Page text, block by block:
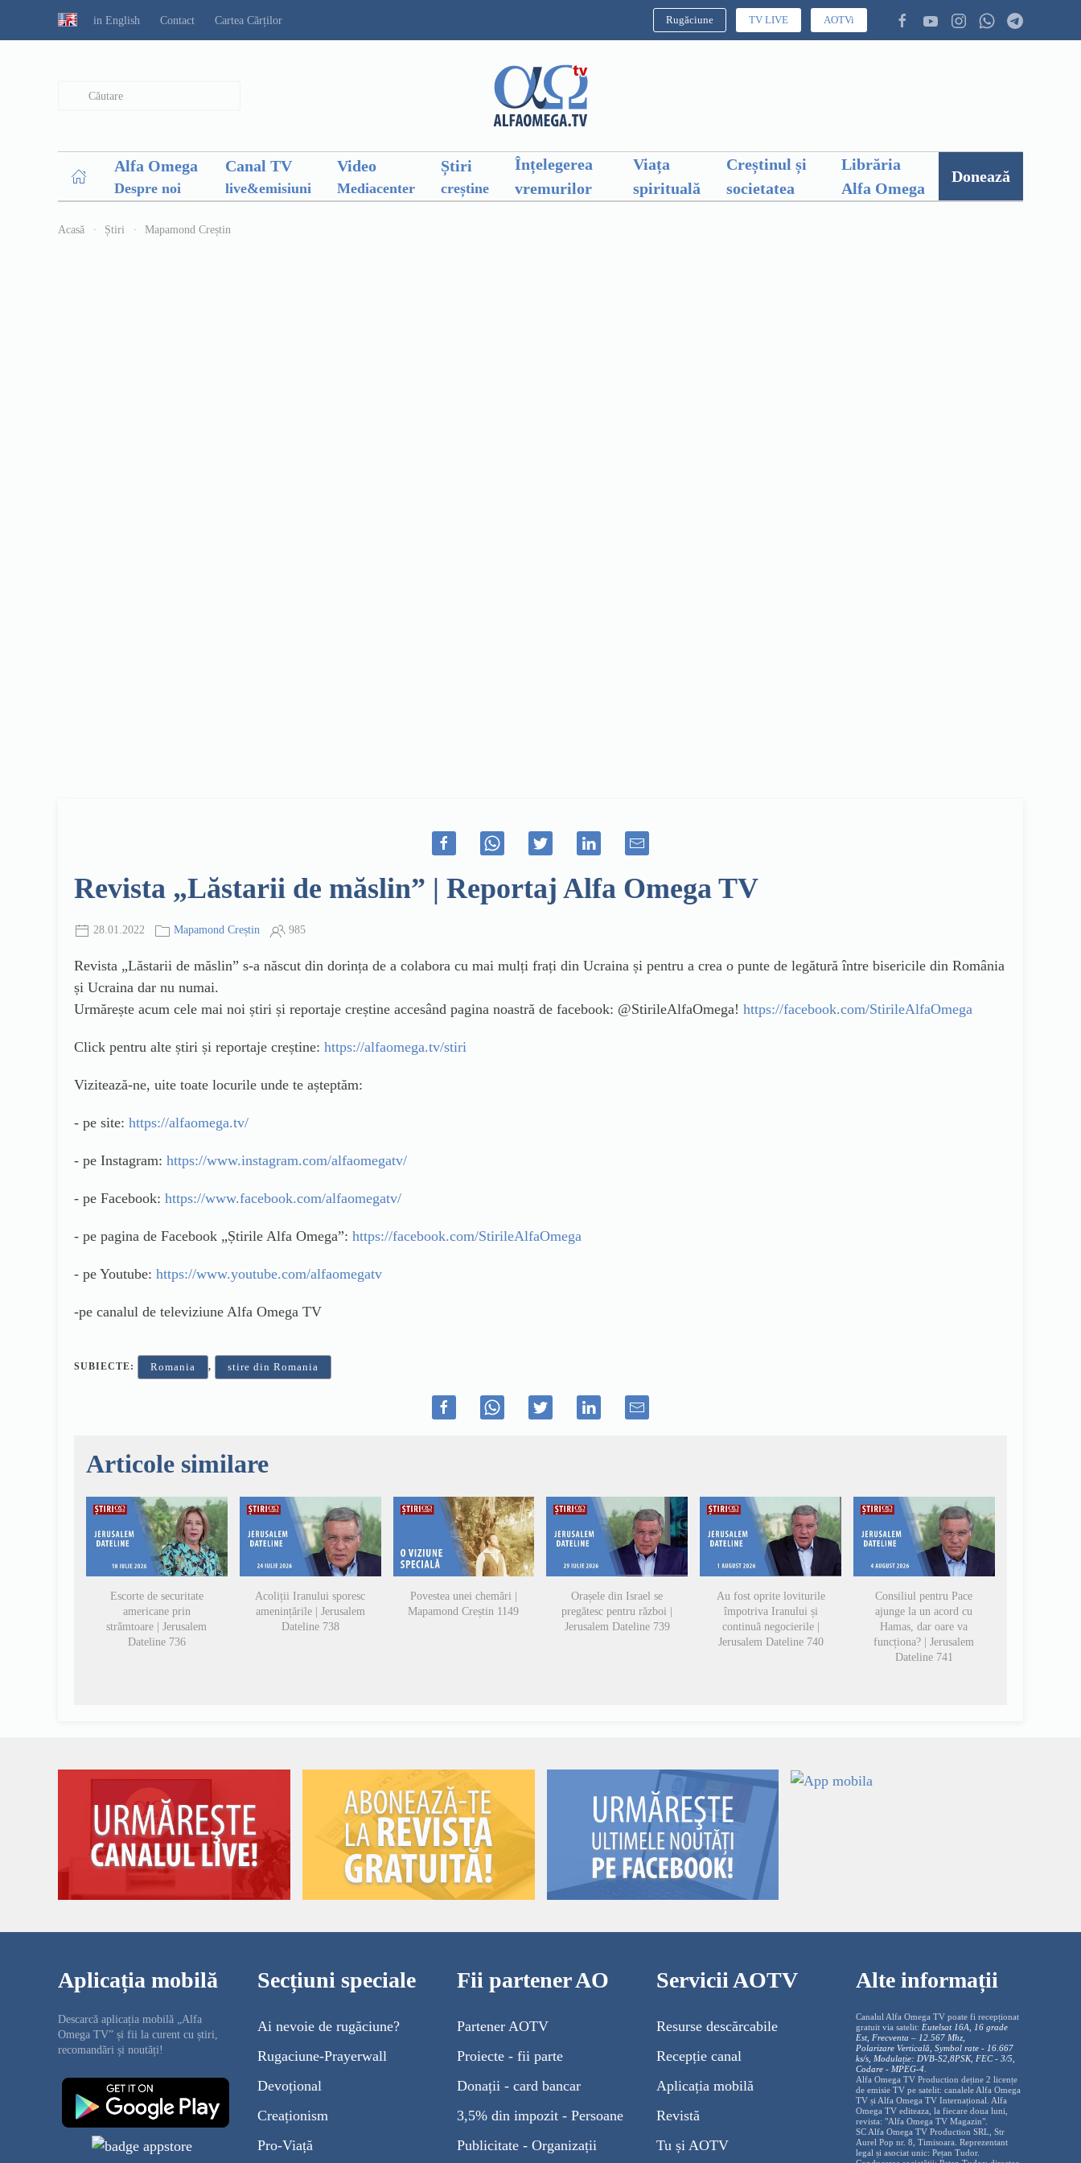
in English Contact Cartea Cărților Rugăciune TV LIVE AOTVi
Alfa Omega
Despre noi
Canal TV
live&emisiuni
Video
Mediacenter
Știri
creștine
Înțelegerea
vremurilor
Viața
spirituală
Creștinul și
societatea
Librăria
Alfa Omega
Donează
Acasă Știri Mapamond Creștin
Revista „Lăstarii de măslin” | Reportaj Alfa Omega TV
28.01.2022 Mapamond Creștin 985
Revista „Lăstarii de măslin” s-a născut din dorința de a colabora cu mai mulți frați din Ucraina și pentru a crea o punte de legătură între bisericile din România
și Ucraina dar nu numai.
Urmărește acum cele mai noi știri și reportaje creștine accesând pagina noastră de facebook: @StirileAlfaOmega! https://facebook.com/StirileAlfaOmega
Click pentru alte știri și reportaje creștine: https://alfaomega.tv/stiri
Vizitează-ne, uite toate locurile unde te așteptăm:
- pe site: https://alfaomega.tv/
- pe Instagram: https://www.instagram.com/alfaomegatv/
- pe Facebook: https://www.facebook.com/alfaomegatv/
- pe pagina de Facebook „Știrile Alfa Omega”: https://facebook.com/StirileAlfaOmega
- pe Youtube: https://www.youtube.com/alfaomegatv
-pe canalul de televiziune Alfa Omega TV
SUBIECTE: Romania , stire din Romania
Articole similare
Escorte de securitate
americane prin
strâmtoare | Jerusalem
Dateline 736
Acoliții Iranului sporesc
amenințările | Jerusalem
Dateline 738
Povestea unei chemări |
Mapamond Creștin 1149
Orașele din Israel se
pregătesc pentru război |
Jerusalem Dateline 739
Au fost oprite loviturile
împotriva Iranului și
continuă negocierile |
Jerusalem Dateline 740
Consiliul pentru Pace
ajunge la un acord cu
Hamas, dar oare va
funcționa? | Jerusalem
Dateline 741
Aplicația mobilă
Descarcă aplicația mobilă „Alfa
Omega TV” și fii la curent cu știri,
recomandări și noutăți!
Secțiuni speciale
Ai nevoie de rugăciune?
Rugaciune-Prayerwall
Devoțional
Creaționism
Pro-Viață
Fii partener AO
Partener AOTV
Proiecte - fii parte
Donații - card bancar
3,5% din impozit - Persoane
Publicitate - Organizații
Servicii AOTV
Resurse descărcabile
Recepție canal
Aplicația mobilă
Revistă
Tu și AOTV
Alte informații
Canalul Alfa Omega TV poate fi recepționat
gratuit via satelit: Eutelsat 16A, 16 grade
Est, Frecventa – 12.567 Mhz,
Polarizare Verticală, Symbol rate - 16.667
ks/s, Modulație: DVB-S2,8PSK, FEC - 3/5,
Codare - MPEG-4.
Alfa Omega TV Production deține 2 licențe
de emisie TV pe satelit: canalele Alfa Omega
TV și Alfa Omega TV Internațional. Alfa
Omega TV editeaza, la fiecare doua luni,
revista: "Alfa Omega TV Magazin".
SC Alfa Omega TV Production SRL, Str
Aurel Pop nr. 8, Timisoara. Reprezentant
legal și asociat unic: Pețan Tudor.